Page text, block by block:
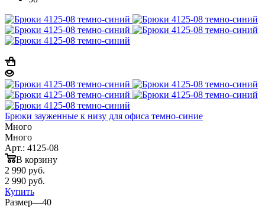
Брюки зауженные к низу для офиса темно-синие
Много
Много
Арт.: 4125-08
В корзину
2 990 руб.
2 990 руб.
Купить
Размер—40